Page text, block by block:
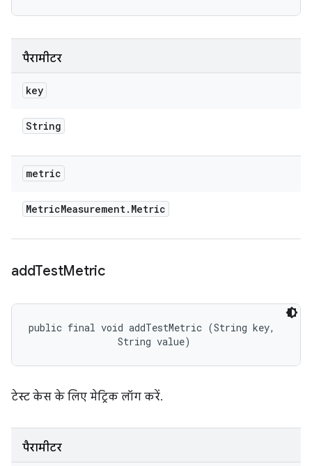
पैरामीटर
key
String
metric
MetricMeasurement. Metric
addTestMetric
public final void addTestMetric (String key,
                String value)
टेस्ट केस के लिए मेट्रिक लॉग करें.
पैरामीटर